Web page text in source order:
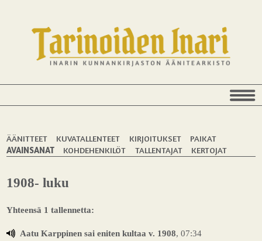
ÄÄNITTEET KUVATALLENTEET KIRJOITUKSET
PAIKAT
AVAINSANAT
KOHDEHENKILÖT TALLENTAJAT KERTOJAT
1908- luku
Yhteensä 1 tallennetta:
Aatu Karppinen sai eniten kultaa v. 1908, 07:34